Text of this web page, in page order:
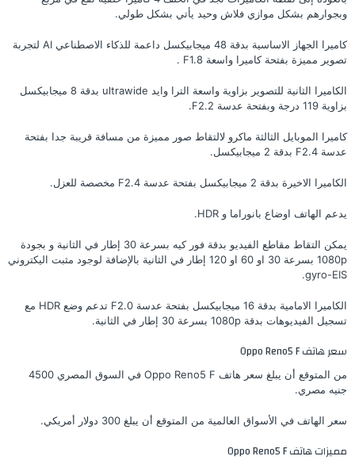
وبجوارهم بشكل موازي فلاش وحيد يأتي بشكل طولي.
كاميرا الجهاز الاساسية بدقة 48 ميجابيكسل داعمة للذكاء الاصطناعي AI لتجربة
تصوير مميزة بفتحة كاميرا واسعة F1.8 .
الكاميرا الثانية للتصوير بزاوية واسعة الترا وايد ultrawide بدقة 8 ميجابيكسل
بزاوية 119 درجة وبفتحة عدسة F2.2.
كاميرا الموبايل الثالثة ماكرو لالتقاط صور مميزة من مسافة قريبة جدا بفتحة
عدسة F2.4 بدقة 2 ميجابيكسل.
الكاميرا الاخيرة بدقة 2 ميجابيكسل بفتحة عدسة F2.4 مخصصة للعزل.
يدعم الهاتف اوضاع بانوراما و HDR.
يمكن التقاط مقاطع الفيديو بدقة فور كيه بسرعة 30 إطار في الثانية و بجودة
1080p بسرعة 30 او 60 او 120 إطار في الثانية بالإضافة لوجود مثبت اليكتروني
gyro-EIS.
الكاميرا الامامية بدقة 16 ميجابيكسل بفتحة عدسة F2.0 تدعم وضع HDR مع
تسجيل الفيديوهات بدقة 1080p بسرعة 30 إطار في الثانية.
سعر هاتف Oppo Reno5 F
من المتوقع أن يبلغ سعر هاتف Oppo Reno5 F في السوق المصري 4500
جنيه مصري.
سعر الهاتف في الأسواق العالمية من المتوقع أن يبلغ 300 دولار أمريكي.
مميزات هاتف Oppo Reno5 F